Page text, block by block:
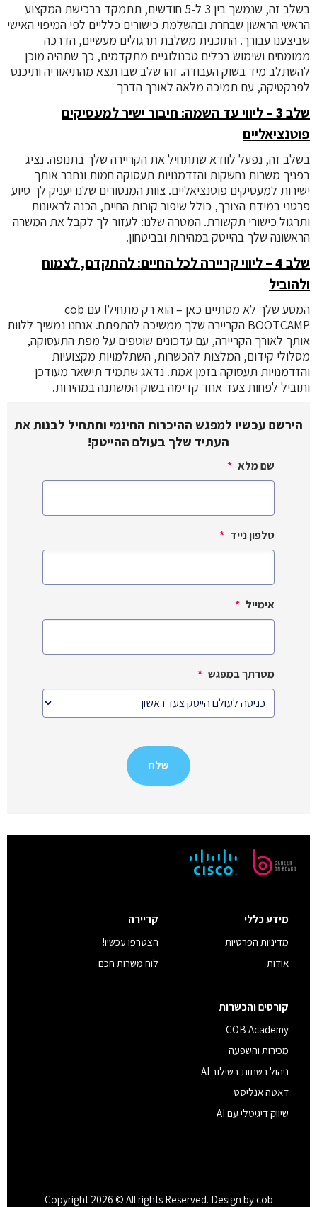
בשלב זה, שנמשך בין 3 ל-5 חודשים, תתמקד ברכישת המקצוע
הראשי הראשון שבחרת ובהשלמת כישורים כלליים לפי המיפוי האישי
שביצענו עבורך. התוכנית משלבת תרגולים מעשיים, הדרכה
ממומחים ושימוש בכלים טכנולוגיים מתקדמים, כך שתהיה מוכן
להשתלב מיד בשוק העבודה. זהו שלב שבו תצא מהתיאוריה ותיכנס
לפרקטיקה, עם תמיכה מלאה לאורך הדרך
שלב 3 – ליווי עד השמה: חיבור ישיר למעסיקים
פוטנציאליים
בשלב זה, נפעל לוודא שתתחיל את הקריירה שלך בתנופה. נציג
בפניך משרות נחשקות והזדמנויות תעסוקה חמות ונחבר אותך
ישירות למעסיקים פוטנציאליים. צוות המנטורים שלנו יעניק לך סיוע
פרטני במידת הצורך, כולל שיפור קורות החיים, הכנה לראיונות
ותרגול כישורי תקשורת. המטרה שלנו: לעזור לך לקבל את המשרה
הראשונה שלך בהייטק במהירות ובביטחון.
שלב 4 – ליווי קריירה לכל החיים: להתקדם, לצמוח
ולהוביל
המסע שלך לא מסתיים כאן – הוא רק מתחיל! עם cob
BOOTCAMP הקריירה שלך ממשיכה להתפתח. אנחנו נמשיך ללוות
אותך לאורך הקריירה, עם עדכונים שוטפים על מפת התעסוקה,
מסלולי קידום, המלצות להכשרות, השתלמויות מקצועיות
והזדמנויות תעסוקה בזמן אמת. נדאג שתמיד תישאר מעודכן
ותוביל לפחות צעד אחד קדימה בשוק המשתנה במהירות.
הירשם עכשיו למפגש ההיכרות החינמי ותתחיל לבנות את
העתיד שלך בעולם ההייטק!
שם מלא *
טלפון נייד *
אימייל *
מטרתך במפגש *
מידע כללי
מדיניות הפרטיות
אודות
קריירה
הצטרפו עכשיו!
לוח משרות חכם
קורסים והכשרות
COB Academy
מכירות והשפעה
ניהול רשתות בשילוב AI
דאטה אנליסט
שיווק דיגיטלי עם AI
Copyright 2026 © All rights Reserved. Design by cob